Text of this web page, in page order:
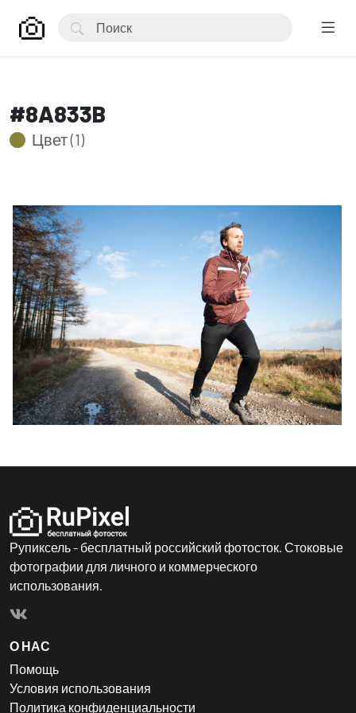
#8A833B
Цвет (1)
Рупиксель - бесплатный российский фотосток. Стоковые
фотографии для личного и коммерческого
использования.
О НАС
Помощь
Условия использования
Политика конфиденциальности